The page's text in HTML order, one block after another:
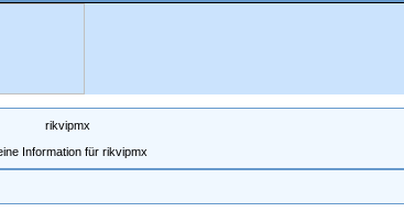
rikvipmx
Information für rikvipmx